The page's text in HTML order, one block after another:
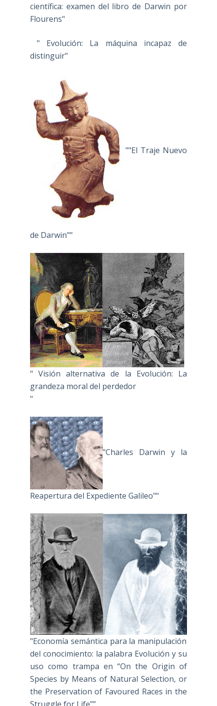
científica: examen del libro de Darwin por
Flourens"
" Evolución: La máquina incapaz de
distinguir"
""El Traje Nuevo
de Darwin""
" Visión alternativa de la Evolución: La
grandeza moral del perdedor
"
"Charles Darwin y la
Reapertura del Expediente Galileo""
"Economía semántica para la manipulación
del conocimiento: la palabra Evolución y su
uso como trampa en “On the Origin of
Species by Means of Natural Selection, or
the Preservation of Favoured Races in the